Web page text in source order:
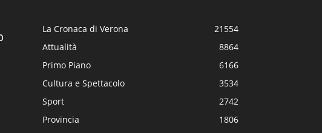
La Cronaca di Verona
21554
Attualità
8864
Primo Piano
6166
Cultura e Spettacolo
3534
Sport
2742
Provincia
1806